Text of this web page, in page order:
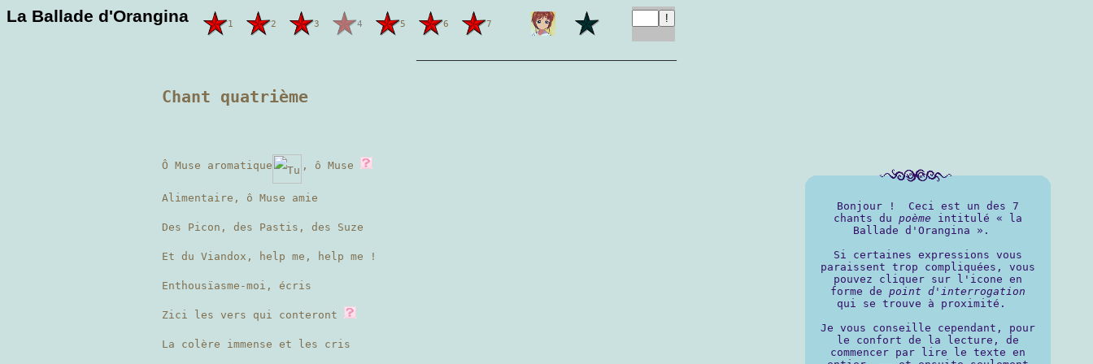
Bonjour ! Ceci est un des 7
chants du poème intitulé « la
Ballade d'Orangina ».
Si certaines expressions vous
paraissent trop compliquées, vous
pouvez cliquer sur l'icone en
forme de point d'interrogation
qui se trouve à proximité.
Je vous conseille cependant, pour
le confort de la lecture, de
commencer par lire le texte en
La Ballade d'Orangina 1 2 3 4 5 6 7
————————————————————
Chant quatrième
Ô Muse aromatique , ô Muse
Alimentaire, ô Muse amie
Des Picon, des Pastis, des Suze
Et du Viandox, help me, help me !
Enthousïasme-moi, écris
Zici les vers qui conteront
La colère immense et les cris